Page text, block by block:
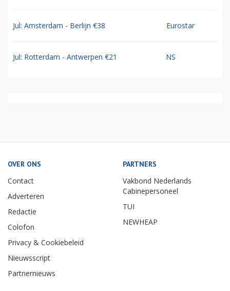
Jul: Amsterdam - Berlijn €38 Eurostar
Jul: Rotterdam - Antwerpen €21 NS
OVER ONS
Contact
Adverteren
Redactie
Colofon
Privacy & Cookiebeleid
Nieuwsscript
Partnernieuws
PARTNERS
Vakbond Nederlands
Cabinepersoneel
TUI
NEWHEAP